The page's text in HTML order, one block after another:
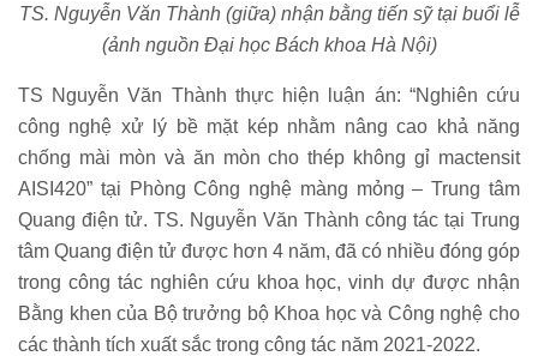
TS. Nguyễn Văn Thành (giữa) nhận bằng tiến sỹ tại buổi lễ
(ảnh nguồn Đại học Bách khoa Hà Nội)
TS Nguyễn Văn Thành thực hiện luận án: “Nghiên cứu
công nghệ xử lý bề mặt kép nhằm nâng cao khả năng
chống mài mòn và ăn mòn cho thép không gỉ mactensit
AISI420” tại Phòng Công nghệ màng mỏng – Trung tâm
Quang điện tử. TS. Nguyễn Văn Thành công tác tại Trung
tâm Quang điện tử được hơn 4 năm, đã có nhiều đóng góp
trong công tác nghiên cứu khoa học, vinh dự được nhận
Bằng khen của Bộ trưởng bộ Khoa học và Công nghệ cho
các thành tích xuất sắc trong công tác năm 2021-2022.